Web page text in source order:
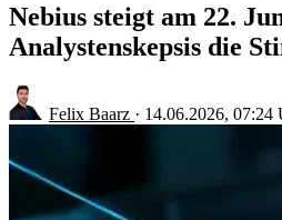
Nebius steigt am 22.
Analystenskepsis die
Felix Baarz · 14.06.2026, 07:24